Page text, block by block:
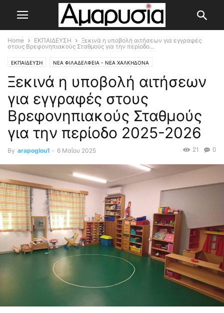
Home ΕΚΠΑΙΔΕΥΣΗ
Ξεκινά η υποβολή αιτήσεων για εγγραφές
στους Βρεφονηπιακούς Σταθμούς για την περίοδο...
ΕΚΠΑΙΔΕΥΣΗ ΝΕΑ ΦΙΛΑΔΕΛΦΕΙΑ - ΝΕΑ ΧΑΛΚΗΔΟΝΑ
Ξεκινά η υποβολή αιτήσεων
για εγγραφές στους
Βρεφονηπιακούς Σταθμούς
για την περίοδο 2025-2026
By arapoglou1 - 6 Μαΐου 2025 0
21